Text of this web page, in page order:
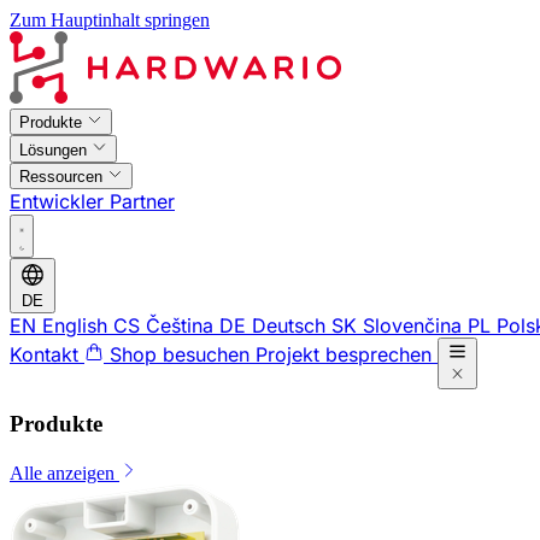
Zum Hauptinhalt springen
Produkte
Lösungen
Ressourcen
Entwickler Partner
DE
EN English CS Čeština DE Deutsch SK Slovenčina PL
Kontakt
Shop besuchen Projekt besprechen
Produkte
Alle anzeigen